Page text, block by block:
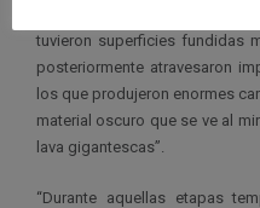
tuvieron superficies fundidas
posteriormente atravesaron
los que produjeron enormes
material oscuro que se ve al
lava gigantescas”.
“Durante aquellas etapas